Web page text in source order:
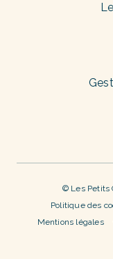
© Les Petits
Politique des
Mentions légales